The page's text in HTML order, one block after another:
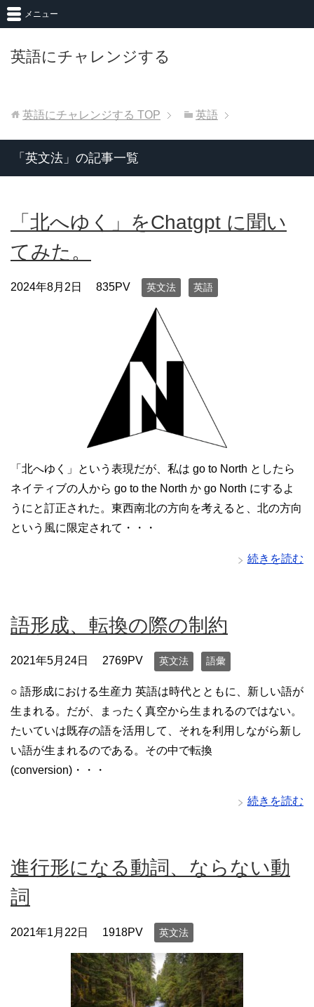
英語にチャレンジする
メニュー
英語にチャレンジする TOP 英語
「英文法」の記事一覧
「北へゆく」をChatgpt に聞い
てみた。
2024年8月2日 835PV 英文法 英語
「北へゆく」という表現だが、私は go to North としたら
ネイティブの人から go to the North か go North にするよ
うにと訂正された。東西南北の方向を考えると、北の方向
という風に限定されて・・・
続きを読む
語形成、転換の際の制約
2021年5月24日 2769PV 英文法 語彙
○ 語形成における生産力 英語は時代とともに、新しい語が
生まれる。だが、まったく真空から生まれるのではない。
たいていは既存の語を活用して、それを利用しながら新し
い語が生まれるのである。その中で転換
(conversion)・・・
続きを読む
進行形になる動詞、ならない動
詞
2021年1月22日 1918PV 英文法